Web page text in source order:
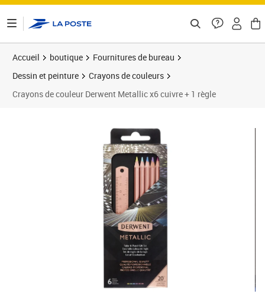
Accueil boutique
Fournitures de bureau
Dessin et peinture
Crayons de couleurs
Crayons de couleur Derwent Metallic x6 cuivre + 1 règle